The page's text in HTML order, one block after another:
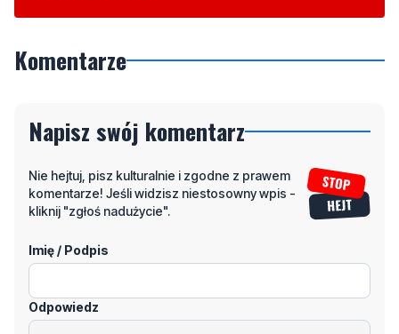
Komentarze
Napisz swój komentarz
Nie hejtuj, pisz kulturalnie i zgodne z prawem
komentarze! Jeśli widzisz niestosowny wpis -
kliknij "zgłoś nadużycie".
Imię / Podpis
Odpowiedz